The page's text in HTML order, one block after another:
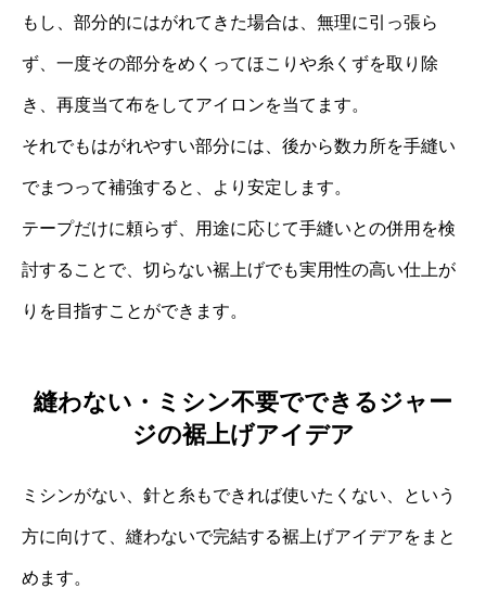
もし、部分的にはがれてきた場合は、無理に引っ張ら
ず、一度その部分をめくってほこりや糸くずを取り除
き、再度当て布をしてアイロンを当てます。
それでもはがれやすい部分には、後から数カ所を手縫い
でまつって補強すると、より安定します。
テープだけに頼らず、用途に応じて手縫いとの併用を検
討することで、切らない裾上げでも実用性の高い仕上が
りを目指すことができます。
縫わない・ミシン不要でできるジャー
ジの裾上げアイデア
ミシンがない、針と糸もできれば使いたくない、という
方に向けて、縫わないで完結する裾上げアイデアをまと
めます。